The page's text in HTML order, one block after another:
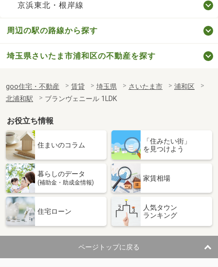
京浜東北・根岸線
周辺の駅の路線から探す
埼玉県さいたま市浦和区の不動産を探す
goo住宅・不動産 賃貸 埼玉県 さいたま市
浦和区
北浦和駅
ブランヴェニール 1LDK
お役立ち情報
住まいのコラム
「住みたい街」
を見つけよう
暮らしのデータ
(補助金・助成金情報)
家賃相場
住宅ローン
人気タウン
ランキング
ページトップに戻る